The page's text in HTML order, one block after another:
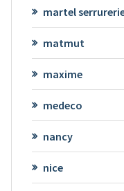
martel
matmut
maxime
medeco
nancy
nice